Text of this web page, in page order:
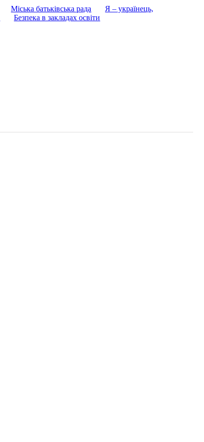
Міська батьківська рада
Я – українець,
Безпека в закладах освіти